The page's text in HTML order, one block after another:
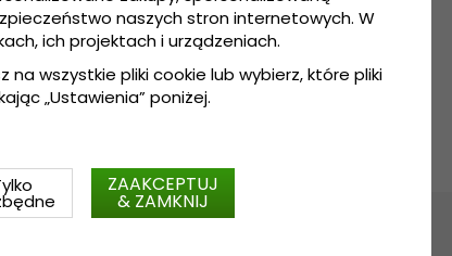
Wyprodukowane we Włoszech.
Zdobiony taśmą (Wykonanie: Bawelna)
wełna.
naszych stron internetowych. W
ich projektach i urządzeniach.
na wszystkie pliki cookie lub wybierz, które pliki
„Ustawienia” poniżej.
ZAAKCEPTUJ
& ZAMKNIJ